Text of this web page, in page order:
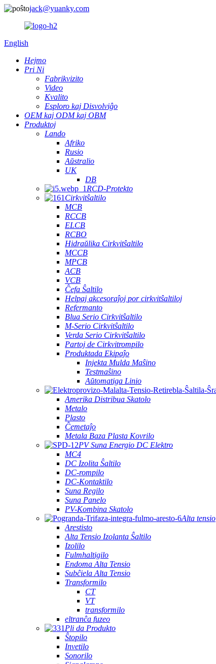
jack@yuanky.com
English
Hejmo
Pri Ni
Fabrikvizito
Video
Kvalito
Esploro kaj Disvolviĝo
OEM kaj ODM kaj OBM
Produktoj
Lando
Afriko
Rusio
Aŭstralio
UK
DB
RCD-Protekto
Cirkvitŝaltilo
MCB
RCCB
ELCB
RCBO
Hidraŭlika Cirkvitŝaltilo
MCCB
MPCB
ACB
VCB
Ĉefa Ŝaltilo
Helpaj akcesoraĵoj por cirkvitŝaltiloj
Refermanto
Blua Serio Cirkvitŝaltilo
M-Serio Cirkvitŝaltilo
Verda Serio Cirkvitŝaltilo
Partoj de Cirkvitrompilo
Produktada Ekipaĵo
Injekta Mulda Maŝino
Testmaŝino
Aŭtomatiga Linio
Amerika Distribua Skatolo
Metalo
Plasto
Ĉemetaĵo
Metala Baza Plasta Kovrilo
PV Suna Energio DC Elektro
MC4
DC Izolita Ŝaltilo
DC-rompilo
DC-Kontaktilo
Suna Regilo
Suna Panelo
PV-Kombina Skatolo
Alta tensio
Arestisto
Alta Tensio Izolanta Ŝaltilo
Izolilo
Fulmhaltigilo
Endoma Alta Tensio
Subĉiela Alta Tensio
Transformilo
CT
VT
transformilo
eltranĉa fuzeo
Pli da Produkto
Ŝtopilo
Invetilo
Sonorilo